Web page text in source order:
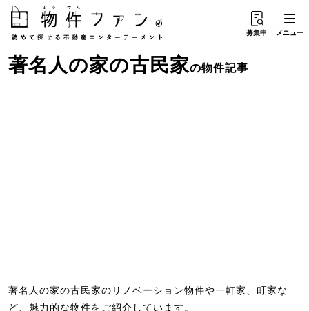
募集中 メニュー
著名人の家の古民家の物件記事
著名人の家の古民家のリノベーション物件や一軒家、町家な
ど、魅力的な物件をご紹介しています。